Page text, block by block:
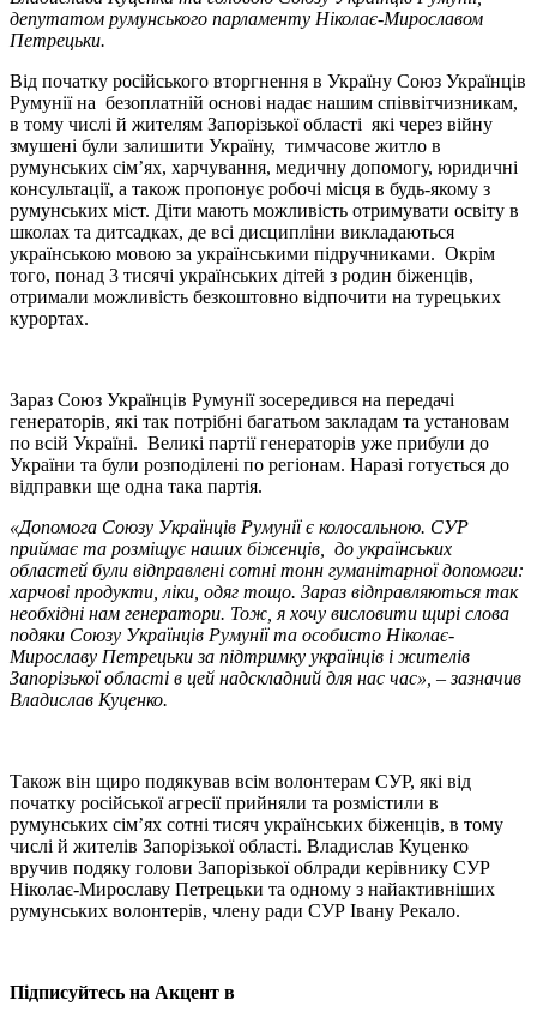
депутатом румунського парламенту Ніколає-Мирославом
Петрецьки.
Від початку російського вторгнення в Україну Союз Українців
Румунії на безоплатній основі надає нашим співвітчизникам,
в тому числі й жителям Запорізької області які через війну
змушені були залишити Україну, тимчасове житло в
румунських сім’ях, харчування, медичну допомогу, юридичні
консультації, а також пропонує робочі місця в будь-якому з
румунських міст. Діти мають можливість отримувати освіту в
школах та дитсадках, де всі дисципліни викладаються
українською мовою за українськими підручниками. Окрім
того, понад 3 тисячі українських дітей з родин біженців,
отримали можливість безкоштовно відпочити на турецьких
курортах.
Зараз Союз Українців Румунії зосередився на передачі
генераторів, які так потрібні багатьом закладам та установам
по всій Україні. Великі партії генераторів уже прибули до
України та були розподілені по регіонам. Наразі готується до
відправки ще одна така партія.
«Допомога Союзу Українців Румунії є колосальною. СУР
приймає та розміщує наших біженців, до українських
областей були відправлені сотні тонн гуманітарної допомоги:
харчові продукти, ліки, одяг тощо. Зараз відправляються так
необхідні нам генератори. Тож, я хочу висловити щирі слова
подяки Союзу Українців Румунії та особисто Ніколає-
Мирославу Петрецьки за підтримку українців і жителів
Запорізької області в цей надскладний для нас час», – зазначив
Владислав Куценко.
Також він щиро подякував всім волонтерам СУР, які від
початку російської агресії прийняли та розмістили в
румунських сім’ях сотні тисяч українських біженців, в тому
числі й жителів Запорізької області. Владислав Куценко
вручив подяку голови Запорізької облради керівнику СУР
Ніколає-Мирославу Петрецьки та одному з найактивніших
румунських волонтерів, члену ради СУР Івану Рекало.
Підписуйтесь на Акцент в